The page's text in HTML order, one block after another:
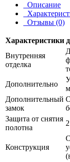
Описание
Отзывы (0)
Характеристики
Внутренняя
отделка
Дополнительно
Дополнительный
замок
Защита от снятия
полотна
Конструкция